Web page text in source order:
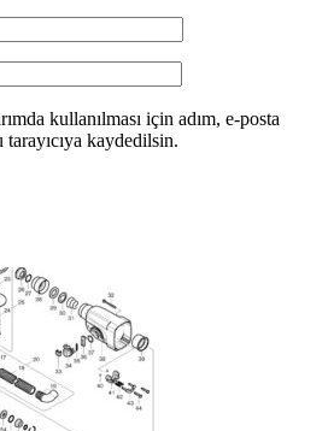
kullanılması için adım, e-posta
kaydedilsin.